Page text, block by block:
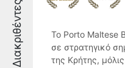
Διακριθέντες
Το Porto Maltese
σε στρατηγικό
της Κρήτης,